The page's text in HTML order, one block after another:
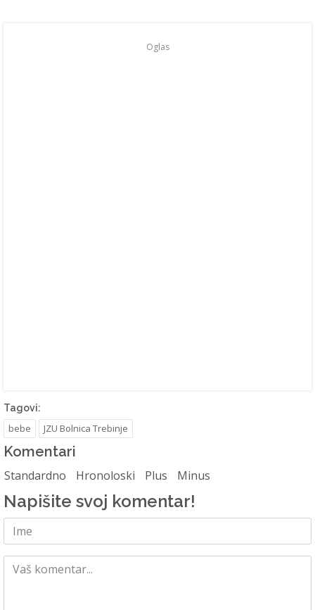
Oglas
Tagovi:
bebe JZU Bolnica Trebinje
Komentari
Standardno Hronoloski Plus Minus
Napišite svoj komentar!